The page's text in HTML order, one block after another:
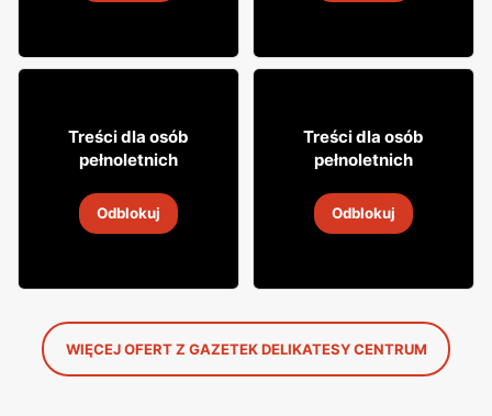
26 99
19 sie 2026
Treści dla osób
pełnoletnich
Odblokuj
1999
19 sie 2026
Treści dla osób
pełnoletnich
Odblokuj
WIĘCEJ OFERT Z GAZETEK DELIKATESY CENTRUM